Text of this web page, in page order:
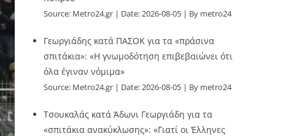
Source: Metro24.gr Date: 2026-08-05 By metro24
Γεωργιάδης κατά ΠΑΣΟΚ για τα «πράσινα
σπιτάκια»: «Η γνωμοδότηση επιβεβαιώνει ότι
όλα έγιναν νόμιμα»
Source: Metro24.gr Date: 2026-08-05 By metro24
Τσουκαλάς κατά Άδωνι Γεωργιάδη για τα
«σπιτάκια ανακύκλωσης»: «Γιατί οι Έλληνες